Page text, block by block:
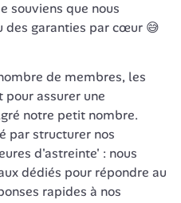
souviens que nous
des garanties par cœur 😅
de membres, les
assurer une
notre petit nombre.
par structurer nos
d'astreinte' : nous
dédiés pour répondre au
rapides à nos